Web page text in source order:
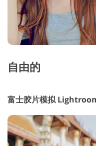
自由的
富士胶片模拟